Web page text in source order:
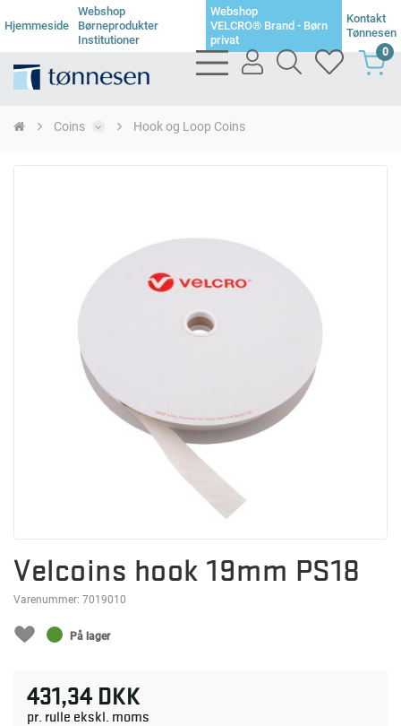
Hjemmeside
Webshop
Børneprodukter
Institutioner
Webshop
VELCRO® Brand - Børn
privat
Kontakt
Tønnesen
bars
light
user
searchheart 0
Coins Hook og Loop Coins
Velcoins hook 19mm PS18
Varenummer: 7019010
På lager
431,34 DKK
pr. rulle ekskl. moms